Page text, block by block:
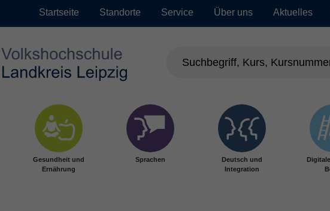
Startseite Standorte Service Über uns Aktuelles
Gesundheit und
Ernährung
Sprachen
Deutsch und
Integration